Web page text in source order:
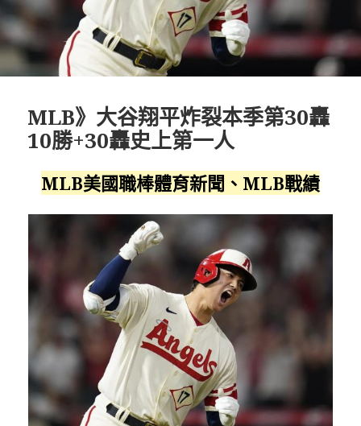
MLB》大谷翔平炸裂本季第30轟
10勝+30轟史上第一人
MLB美國職棒體育新聞、MLB戰績